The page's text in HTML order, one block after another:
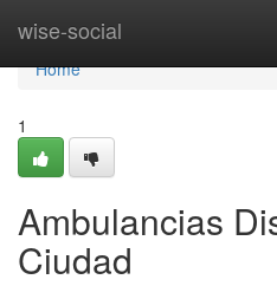
wise-social
Home
Home
1
Ambulancias
Ciudad